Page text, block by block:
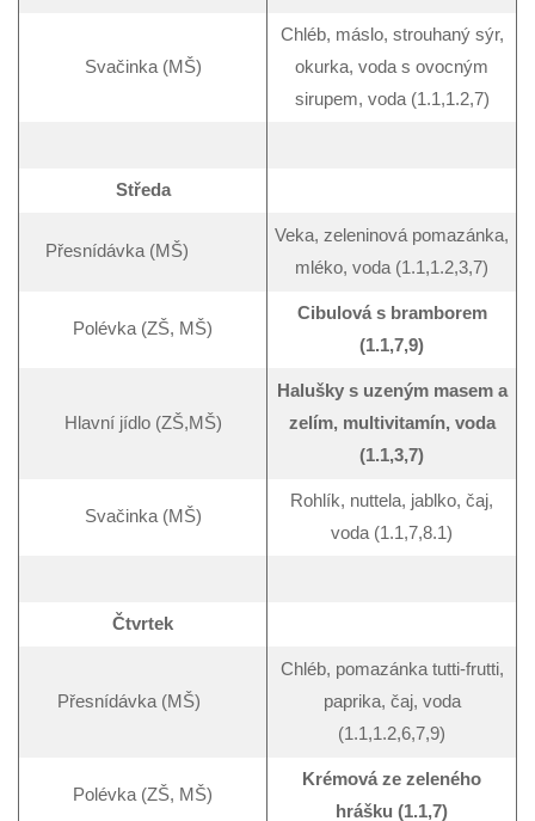
Svačinka (MŠ)
Chléb, máslo, strouhaný sýr,
okurka, voda s ovocným
sirupem, voda (1.1,1.2,7)
Středa
Přesnídávka (MŠ)
Veka, zeleninová pomazánka,
mléko, voda (1.1,1.2,3,7)
Polévka (ZŠ, MŠ)
Cibulová s bramborem
(1.1,7,9)
Hlavní jídlo (ZŠ,MŠ)
Halušky s uzeným masem a
zelím, multivitamín, voda
(1.1,3,7)
Svačinka (MŠ)
Rohlík, nuttela, jablko, čaj,
voda (1.1,7,8.1)
Čtvrtek
Přesnídávka (MŠ)
Chléb, pomazánka tutti-frutti,
paprika, čaj, voda
(1.1,1.2,6,7,9)
Polévka (ZŠ, MŠ)
Krémová ze zeleného
hrášku (1.1,7)